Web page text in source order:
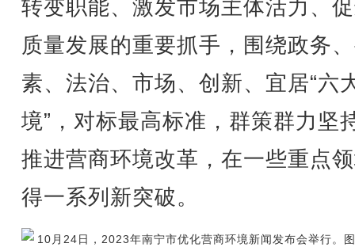
转变职能、激发市场主体活力、
质量发展的重要抓手，围绕政务
素、法治、市场、创新、宜居“六
境”，对标最高标准，群策群力坚
推进营商环境改革，在一些重点
得一系列新突破。